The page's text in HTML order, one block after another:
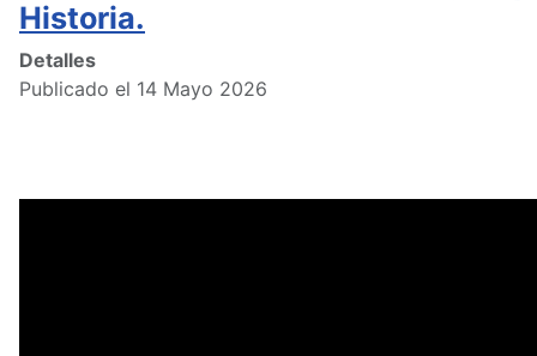
Historia.
Detalles
Publicado el 14 Mayo 2026